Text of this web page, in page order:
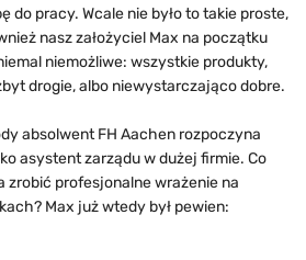
do pracy. Wcale nie było to takie proste,
nasz założyciel Max na początku
niemożliwe: wszystkie produkty,
drogie, albo niewystarczająco dobre.
absolwent FH Aachen rozpoczyna
asystent zarządu w dużej firmie. Co
zrobić profesjonalne wrażenie na
Max już wtedy był pewien: